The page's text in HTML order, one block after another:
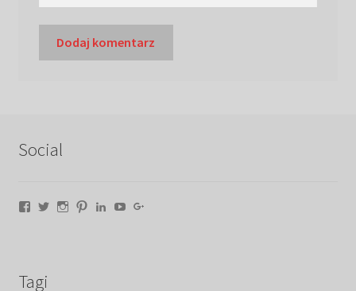
Social
Facebook
TwitterInstagram
PinterestLinkedIn
YouTube
Tagi